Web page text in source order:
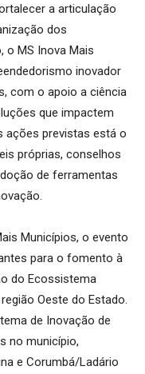
a articulação
dos
o MS Inova Mais
inovador
com o apoio a ciência
que impactem
ações previstas está o
próprias, conselhos
de ferramentas
Municípios, o evento
para o fomento à
do Ecossistema
Oeste do Estado.
de Inovação de
no município,
e Corumbá/Ladário